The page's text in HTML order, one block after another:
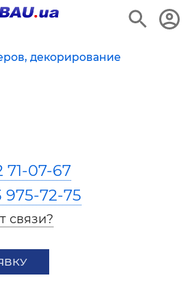
декорирование
71-07-67
975-72-75
связи?